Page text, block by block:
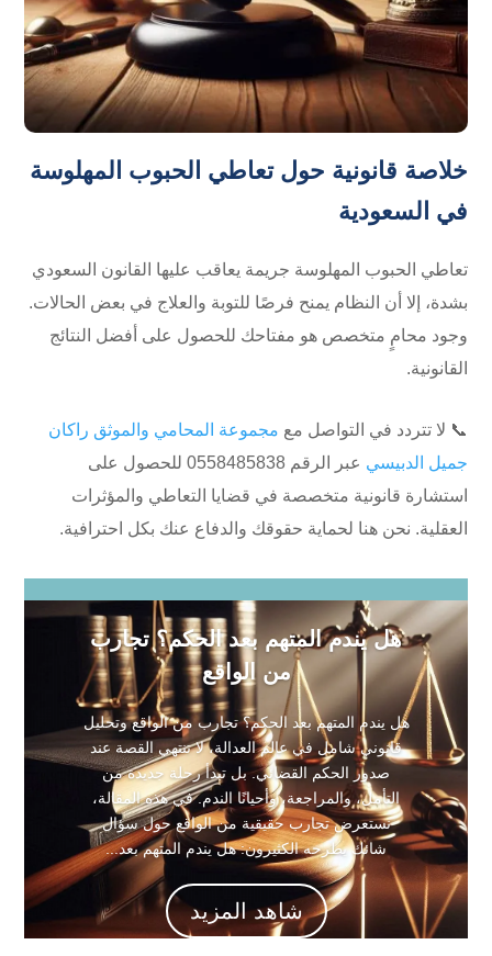
خلاصة قانونية حول تعاطي الحبوب المهلوسة
في السعودية
تعاطي الحبوب المهلوسة جريمة يعاقب عليها القانون السعودي
بشدة، إلا أن النظام يمنح فرصًا للتوبة والعلاج في بعض الحالات.
وجود محامٍ متخصص هو مفتاحك للحصول على أفضل النتائج
القانونية.
📞 لا تتردد في التواصل مع مجموعة المحامي والموثق راكان
جميل الدبيسي
عبر الرقم ⁦0558485838⁩ للحصول على
استشارة قانونية متخصصة في قضايا التعاطي والمؤثرات
العقلية. نحن هنا لحماية حقوقك والدفاع عنك بكل احترافية.
هل يندم المتهم بعد الحكم؟ تجارب
من الواقع
هل يندم المتهم بعد الحكم؟ تجارب من الواقع وتحليل
قانوني شامل في عالم العدالة، لا تنتهي القصة عند
صدور الحكم القضائي. بل تبدأ رحلة جديدة من
التأمل، والمراجعة، وأحيانًا الندم. في هذه المقالة،
نستعرض تجارب حقيقية من الواقع حول سؤال
شائك يطرحه الكثيرون: هل يندم المتهم بعد...
شاهد المزيد